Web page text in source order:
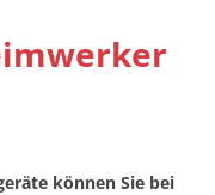
können Sie bei